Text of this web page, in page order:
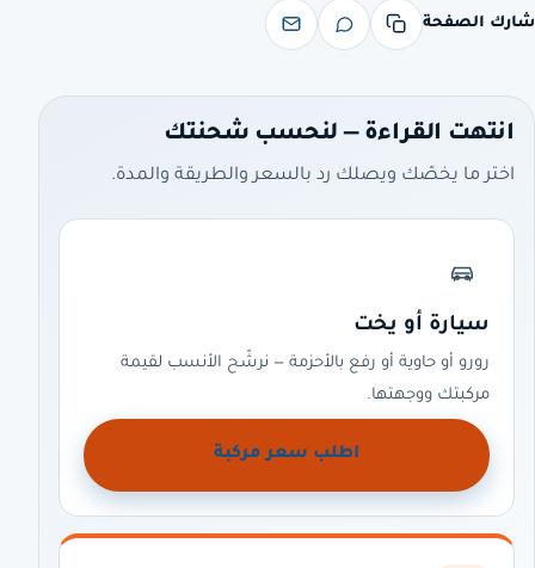
شارك الصفحة
انتهت القراءة — لنحسب شحنتك
اختر ما يخصّك ويصلك رد بالسعر والطريقة والمدة.
سيارة أو يخت
رورو أو حاوية أو رفع بالأحزمة — نرشّح الأنسب لقيمة
مركبتك ووجهتها.
اطلب سعر مركبة